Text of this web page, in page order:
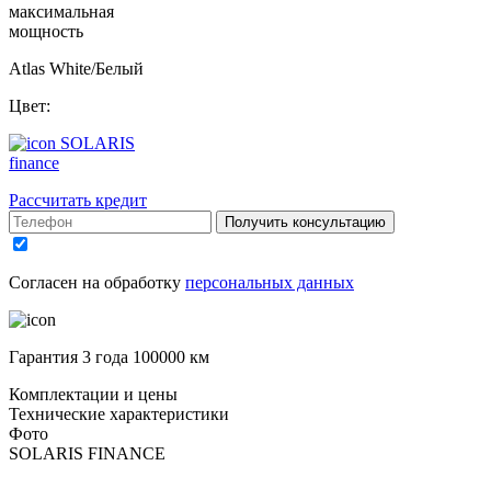
максимальная
мощность
Atlas White/Белый
Цвет:
SOLARIS
finance
Рассчитать кредит
Получить консультацию
Согласен на обработку персональных данных
Гарантия 3 года 100000 км
Комплектации и цены
Технические характеристики
Фото
SOLARIS FINANCE